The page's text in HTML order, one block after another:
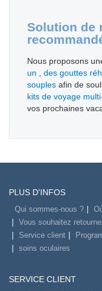
Solution de
Nous proposons
un , des gouttes
souples afin de
kits de voyage
vos prochaines
PLUS D'INFOS
Qui sommes-nous ?
Vous souhaitez
Service client
soins oculaires
SERVICE CLIENT